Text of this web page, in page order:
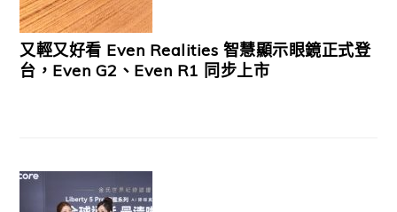
又輕又好看 Even Realities 智慧顯示眼鏡正式登
台，Even G2、Even R1 同步上市